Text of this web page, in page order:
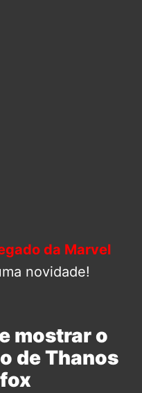
da Marvel
novidade!
mostrar o
de Thanos